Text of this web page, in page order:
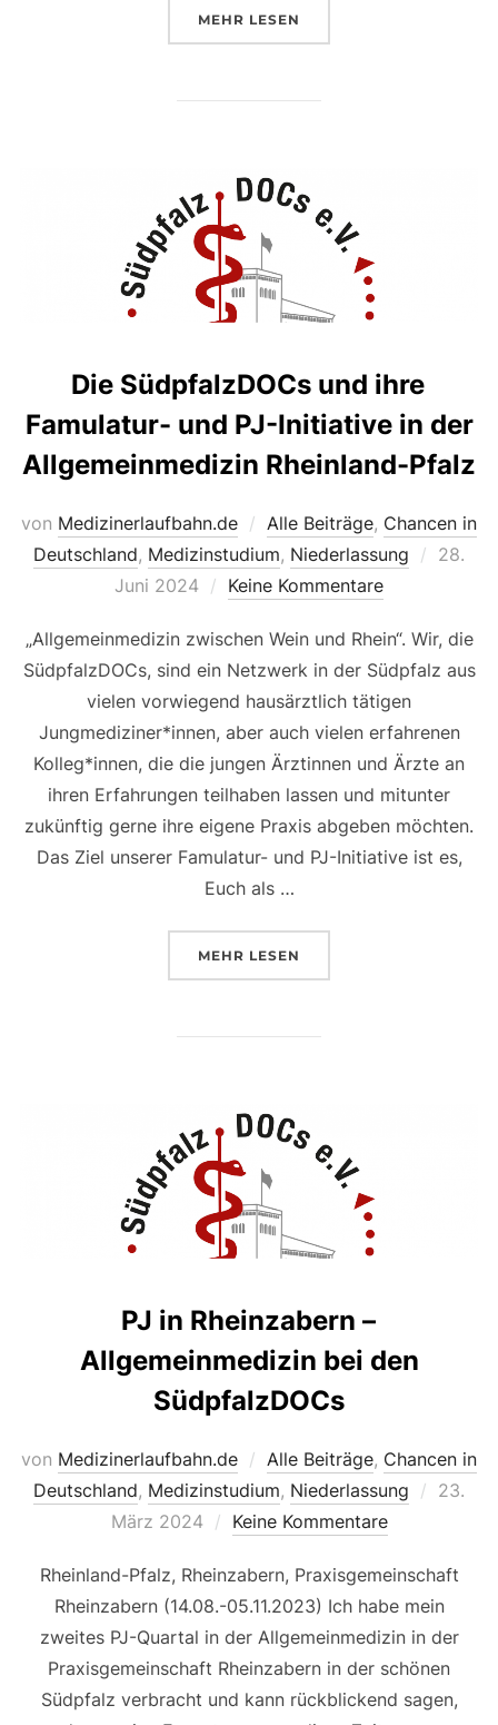
MEHR ÜBER „DIE 1. SÜDPFALZDOCS-
LESEN
Die SüdpfalzDOCs und ihre
Famulatur- und PJ-Initiative in der
Allgemeinmedizin Rheinland-Pfalz
von Medizinerlaufbahn.de Alle Beiträge, Chancen in
Deutschland, Medizinstudium, Niederlassung
28.
Juni 2024
Keine Kommentare
„Allgemeinmedizin zwischen Wein und Rhein“. Wir, die
SüdpfalzDOCs, sind ein Netzwerk in der Südpfalz aus
vielen vorwiegend hausärztlich tätigen
Jungmediziner*innen, aber auch vielen erfahrenen
Kolleg*innen, die die jungen Ärztinnen und Ärzte an
ihren Erfahrungen teilhaben lassen und mitunter
zukünftig gerne ihre eigene Praxis abgeben möchten.
Das Ziel unserer Famulatur- und PJ-Initiative ist es,
Euch als …
MEHR ÜBER „DIE SÜDPFALZDOCS
LESEN
PJ in Rheinzabern –
Allgemeinmedizin bei den
SüdpfalzDOCs
von Medizinerlaufbahn.de Alle Beiträge, Chancen in
Deutschland, Medizinstudium, Niederlassung
23.
März 2024
Keine Kommentare
Rheinland-Pfalz, Rheinzabern, Praxisgemeinschaft
Rheinzabern (14.08.-05.11.2023) Ich habe mein
zweites PJ-Quartal in der Allgemeinmedizin in der
Praxisgemeinschaft Rheinzabern in der schönen
Südpfalz verbracht und kann rückblickend sagen,